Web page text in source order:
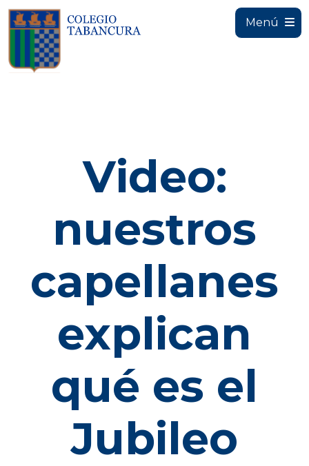
Menú
Video:
nuestros
capellanes
explican
qué es el
Jubileo